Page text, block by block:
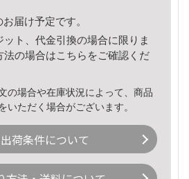
届け予定です。
ト、代金引換の場合に限りま
法の場合はこちら をご確認くだ
の場合や在庫状況によって、商品
いただく場合がございます。
荷条件について